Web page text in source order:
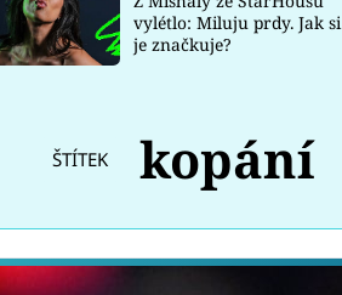
vylétlo: Miluju prdy. Jak si
je značkuje?
ŠTÍTEK kopání